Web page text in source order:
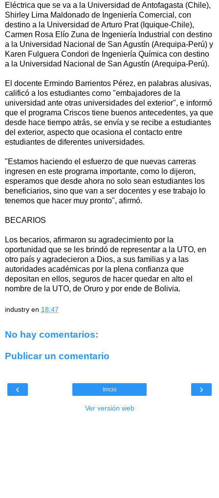
Eléctrica que se va a la Universidad de Antofagasta (Chile),
Shirley Lima Maldonado de Ingeniería Comercial, con
destino a la Universidad de Arturo Prat (Iquique-Chile),
Carmen Rosa Elío Zuna de Ingeniería Industrial con destino
a la Universidad Nacional de San Agustín (Arequipa-Perú) y
Karen Fulguera Condori de Ingeniería Química con destino
a la Universidad Nacional de San Agustín (Arequipa-Perú).
El docente Ermindo Barrientos Pérez, en palabras alusivas,
calificó a los estudiantes como "embajadores de la
universidad ante otras universidades del exterior", e informó
que el programa Criscos tiene buenos antecedentes, ya que
desde hace tiempo atrás, se envía y se recibe a estudiantes
del exterior, aspecto que ocasiona el contacto entre
estudiantes de diferentes universidades.
"Estamos haciendo el esfuerzo de que nuevas carreras
ingresen en este programa importante, como lo dijeron,
esperamos que desde ahora no solo sean estudiantes los
beneficiarios, sino que van a ser docentes y ese trabajo lo
tenemos que hacer muy pronto", afirmó.
BECARIOS
Los becarios, afirmaron su agradecimiento por la
oportunidad que se les brindó de representar a la UTO, en
otro país y agradecieron a Dios, a sus familias y a las
autoridades académicas por la plena confianza que
depositan en ellos, seguros de hacer quedar en alto el
nombre de la UTO, de Oruro y por ende de Bolivia.
industry en 18:47
No hay comentarios:
Publicar un comentario
‹ ›
Inicio
Ver versión web